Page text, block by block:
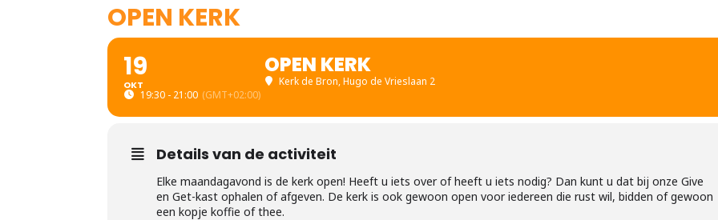
OPEN KERK
19
OKT
19:30 - 21:00 (GMT+02:00)
OPEN KERK
Kerk de Bron, Hugo de Vrieslaan 2
Details van de activiteit
Elke maandagavond is de kerk open! Heeft u iets over of heeft u iets nodig? Dan kunt u dat bij onze Give
en Get-kast ophalen of afgeven. De kerk is ook gewoon open voor iedereen die rust wil, bidden of gewoon
een kopje koffie of thee.